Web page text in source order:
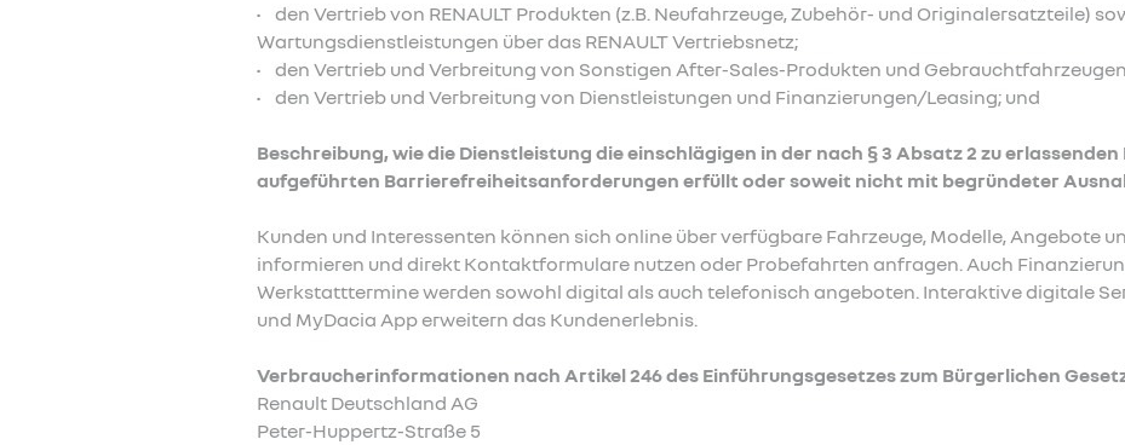
• den Vertrieb von RENAULT Produkten (z.B. Neufahrzeuge, Zubehör- und Originalersatzteile)
Wartungsdienstleistungen über das RENAULT Vertriebsnetz;
• den Vertrieb und Verbreitung von Sonstigen After-Sales-Produkten und
• den Vertrieb und Verbreitung von Dienstleistungen und Finanzierungen/Leasing; und
Beschreibung, wie die Dienstleistung die einschlägigen in der nach § 3 Absatz 2 zu
aufgeführten Barrierefreiheitsanforderungen erfüllt oder soweit nicht mit begründeter
Kunden und Interessenten können sich online über verfügbare Fahrzeuge, Modelle, Angebote
informieren und direkt Kontaktformulare nutzen oder Probefahrten anfragen. Auch
Werkstatttermine werden sowohl digital als auch telefonisch angeboten. Interaktive digitale
und MyDacia App erweitern das Kundenerlebnis.
Verbraucherinformationen nach Artikel 246 des Einführungsgesetzes zum Bürgerlichen
Renault Deutschland AG
Peter-Huppertz-Straße 5